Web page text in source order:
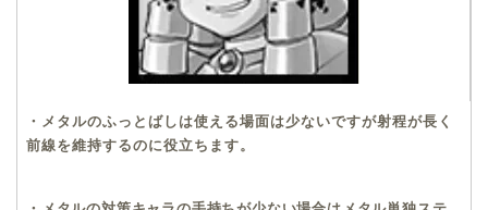
・メタルのふっとばしは使える場面は少ないですが射程が長く
前線を維持するのに役立ちます。